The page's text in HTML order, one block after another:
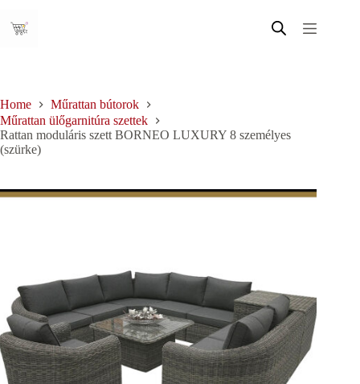
content
Home
Műrattan bútorok
Műrattan ülőgarnitúra szettek
Rattan moduláris szett BORNEO LUXURY 8 személyes
(szürke)